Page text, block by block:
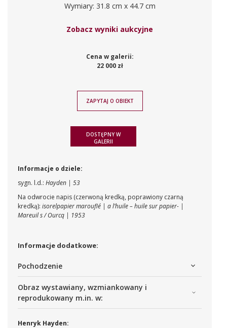
Wymiary: 31.8 cm x 44.7 cm
Zobacz wyniki aukcyjne
Cena w galerii:
22 000 zł
ZAPYTAJ O OBIEKT
DOSTĘPNY W
GALERII
Informacje o dziele:
sygn. l.d.: Hayden | 53
Na odwrocie napis (czerwoną kredką, poprawiony czarną
kredką): isorelpapier marouflé | a l’huile – huile sur papier- |
Mareuil s / Ourcq | 1953
Informacje dodatkowe:
Pochodzenie
Obraz wystawiany, wzmiankowany i
reprodukowany m.in. w:
Henryk Hayden: